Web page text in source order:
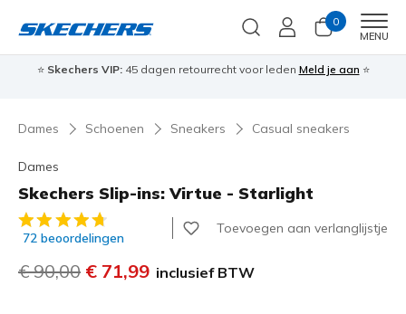
0
MENU
⭐ Skechers VIP:45 dagen retourrecht voor leden Meld je aan ⭐
Dames Schoenen Sneakers Casual sneakers
Dames
Skechers Slip-ins: Virtue - Starlight
4,5 van de 5 klantbeoordelingen
72 beoordelingen
Toevoegen aan verlanglijstje
Prijs verlaagd van
€ 90,00 naar
€ 71,99 inclusief BTW